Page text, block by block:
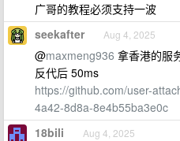
广哥的教程必须支持一波
seekafter Aug 4, 2025
@maxmeng936 拿香港的服
反代后 50ms
https://github.com/user-
4a42-8d8a-8e4b55ba3e0c
18bili Aug 4, 2025